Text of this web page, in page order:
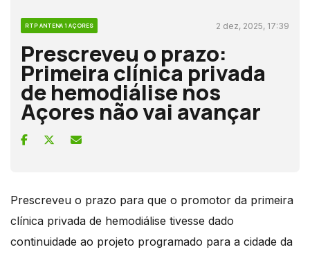
RTP ANTENA 1 AÇORES 2 dez, 2025, 17:39
Prescreveu o prazo:
Primeira clínica privada
de hemodiálise nos
Açores não vai avançar
Prescreveu o prazo para que o promotor da primeira
clínica privada de hemodiálise tivesse dado
continuidade ao projeto programado para a cidade da